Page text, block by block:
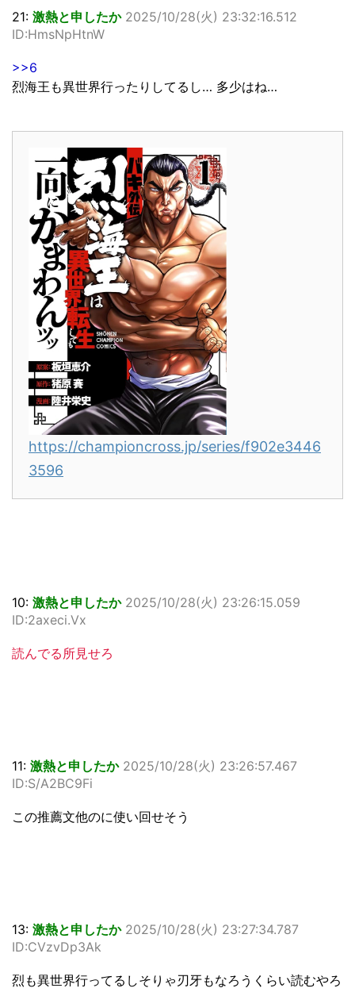
21: 激熱と申したか 2025/10/28(火) 23:32:16.512
ID:HmsNpHtnW
>>6
烈海王も異世界行ったりしてるし… 多少はね…
https://championcross.jp/series/f902e3446
3596
10: 激熱と申したか 2025/10/28(火) 23:26:15.059
ID:2axeci.Vx
読んでる所見せろ
11: 激熱と申したか 2025/10/28(火) 23:26:57.467
ID:S/A2BC9Fi
この推薦文他のに使い回せそう
13: 激熱と申したか 2025/10/28(火) 23:27:34.787
ID:CVzvDp3Ak
烈も異世界行ってるしそりゃ刃牙もなろうくらい読むやろ